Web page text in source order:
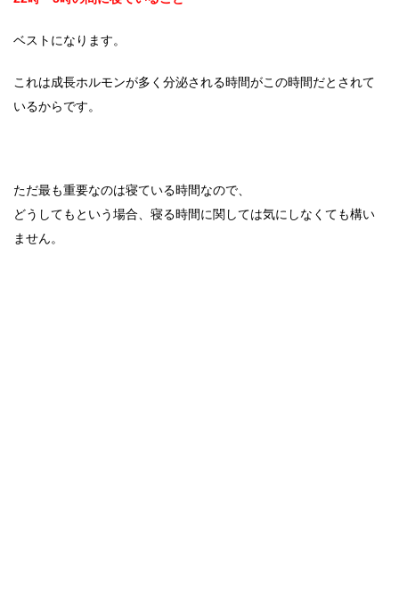
ベストになります。
これは成長ホルモンが多く分泌される時間がこの時間だとされて
いるからです。
ただ最も重要なのは寝ている時間なので、
どうしてもという場合、寝る時間に関しては気にしなくても構い
ません。